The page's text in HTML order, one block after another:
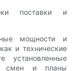
поставки и
мощности и
и технические
установленные
смен и планы